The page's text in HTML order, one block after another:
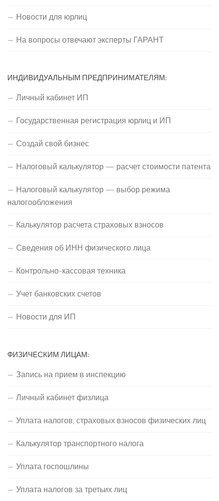
Новости для юрлиц
На вопросы отвечают эксперты ГАРАНТ
ИНДИВИДУАЛЬНЫМ ПРЕДПРИНИМАТЕЛЯМ:
Личный кабинет ИП
Государственная регистрация юрлиц и ИП
Создай свой бизнес
Налоговый калькулятор — расчет стоимости патента
Налоговый калькулятор — выбор режима
налогообложения
Калькулятор расчета страховых взносов
Сведения об ИНН физического лица
Контрольно-кассовая техника
Учет банковских счетов
Новости для ИП
ФИЗИЧЕСКИМ ЛИЦАМ:
Запись на прием в инспекцию
Личный кабинет физлица
Уплата налогов, страховых взносов физических лиц
Калькулятор транспортного налога
Уплата госпошлины
Уплата налогов за третьих лиц